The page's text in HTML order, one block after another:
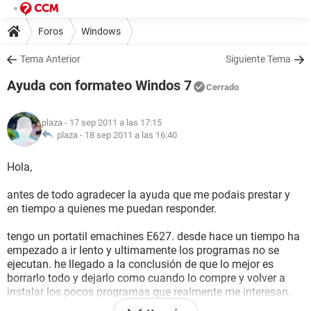
Foros Windows
Tema Anterior Siguiente Tema
Ayuda con formateo Windos 7 Cerrado
plaza - 17 sep 2011 a las 17:15
plaza - 18 sep 2011 a las 16:40
Hola,
antes de todo agradecer la ayuda que me podais prestar y
en tiempo a quienes me puedan responder.
tengo un portatil emachines E627. desde hace un tiempo ha
empezado a ir lento y ultimamente los programas no se
ejecutan. he llegado a la conclusión de que lo mejor es
borrarlo todo y dejarlo como cuando lo compre y volver a
instalar los pocos programas que realmente me interesan.
tengo entendido que hay una opcion para hacerlo desde un